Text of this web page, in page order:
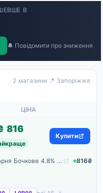
В
🔔 Повідомити про зниження
2 магазини· 📍 Запоріжжя
ЦІНА
816
Купити
Упаковка пива Перша приватна броварня Бочкове 4.8% світле 12 л (0.5 л х 24 шт.) з/б
816₴